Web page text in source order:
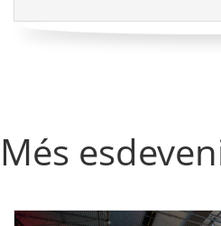
Més